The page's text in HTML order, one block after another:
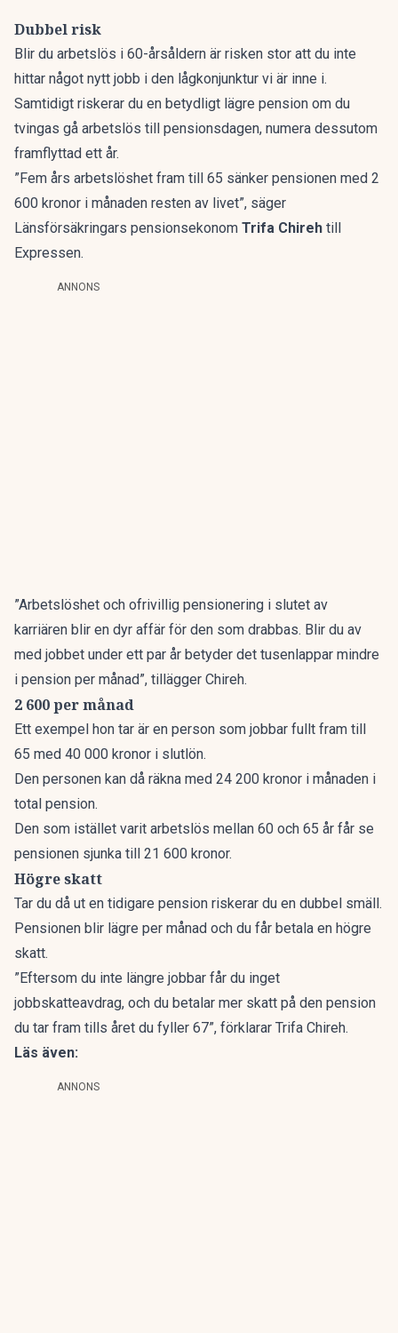
Dubbel risk
Blir du arbetslös i 60-årsåldern är risken stor att du inte
hittar något nytt jobb i den lågkonjunktur vi är inne i.
Samtidigt riskerar du en betydligt lägre pension om du
tvingas gå arbetslös till pensionsdagen, numera dessutom
framflyttad ett år.
”Fem års arbetslöshet fram till 65 sänker pensionen med 2
600 kronor i månaden resten av livet”, säger
Länsförsäkringars pensionsekonom Trifa Chireh till
Expressen.
ANNONS
”Arbetslöshet och ofrivillig pensionering i slutet av
karriären blir en dyr affär för den som drabbas. Blir du av
med jobbet under ett par år betyder det tusenlappar mindre
i pension per månad”, tillägger Chireh.
2 600 per månad
Ett exempel hon tar är en person som jobbar fullt fram till
65 med 40 000 kronor i slutlön.
Den personen kan då räkna med 24 200 kronor i månaden i
total pension.
Den som istället varit arbetslös mellan 60 och 65 år får se
pensionen sjunka till 21 600 kronor.
Högre skatt
Tar du då ut en tidigare pension riskerar du en dubbel smäll.
Pensionen blir lägre per månad och du får betala en högre
skatt.
”Eftersom du inte längre jobbar får du inget
jobbskatteavdrag, och du betalar mer skatt på den pension
du tar fram tills året du fyller 67”, förklarar Trifa Chireh.
Läs även:
ANNONS